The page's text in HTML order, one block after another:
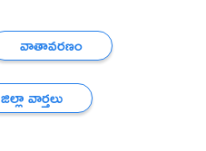
వాతావరణం
జిల్లా వార్తలు